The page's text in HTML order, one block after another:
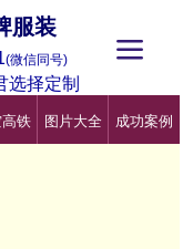
服装
铁 图片大全 成功案例
끀
(微信同号)
选择定制